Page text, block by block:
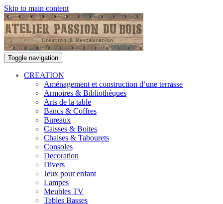
Skip to main content
Toggle navigation
CREATION
Aménagement et construction d’une terrasse
Armoires & Bibliothèques
Arts de la table
Bancs & Coffres
Bureaux
Caisses & Boites
Chaises & Tabourets
Consoles
Decoration
Divers
Jeux pour enfant
Lampes
Meubles TV
Tables Basses